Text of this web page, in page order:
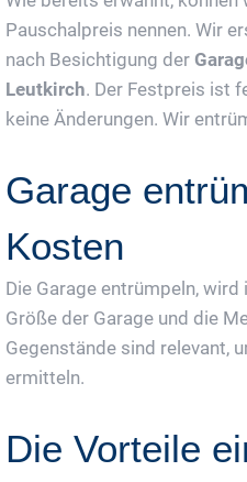
Pauschalpreis nennen. Wir
nach Besichtigung der
Leutkirch. Der Festpreis ist
keine Änderungen. Wir
Garage
Kosten
Die Garage entrümpeln,
Größe der Garage und die
Gegenstände sind relevant,
ermitteln.
Die Vorteile